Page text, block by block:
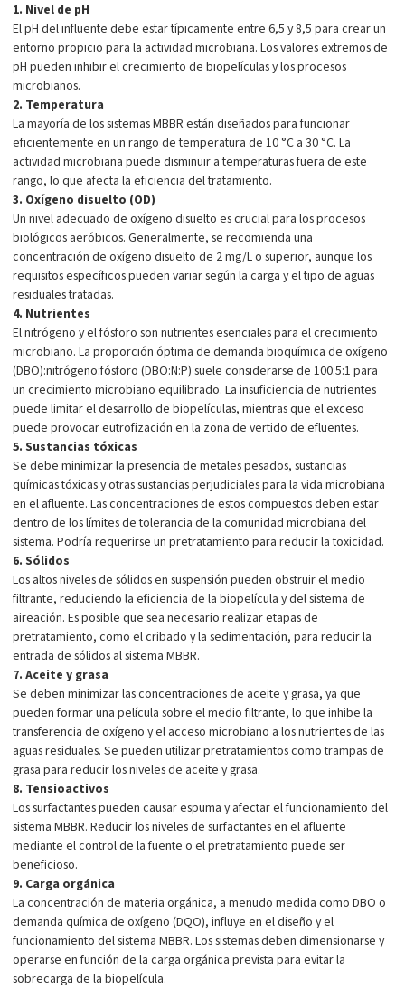
1. Nivel de pH
El pH del influente debe estar típicamente entre 6,5 y 8,5 para crear un
entorno propicio para la actividad microbiana. Los valores extremos de
pH pueden inhibir el crecimiento de biopelículas y los procesos
microbianos.
2. Temperatura
La mayoría de los sistemas MBBR están diseñados para funcionar
eficientemente en un rango de temperatura de 10 °C a 30 °C. La
actividad microbiana puede disminuir a temperaturas fuera de este
rango, lo que afecta la eficiencia del tratamiento.
3. Oxígeno disuelto (OD)
Un nivel adecuado de oxígeno disuelto es crucial para los procesos
biológicos aeróbicos. Generalmente, se recomienda una
concentración de oxígeno disuelto de 2 mg/L o superior, aunque los
requisitos específicos pueden variar según la carga y el tipo de aguas
residuales tratadas.
4. Nutrientes
El nitrógeno y el fósforo son nutrientes esenciales para el crecimiento
microbiano. La proporción óptima de demanda bioquímica de oxígeno
(DBO):nitrógeno:fósforo (DBO:N:P) suele considerarse de 100:5:1 para
un crecimiento microbiano equilibrado. La insuficiencia de nutrientes
puede limitar el desarrollo de biopelículas, mientras que el exceso
puede provocar eutrofización en la zona de vertido de efluentes.
5. Sustancias tóxicas
Se debe minimizar la presencia de metales pesados, sustancias
químicas tóxicas y otras sustancias perjudiciales para la vida microbiana
en el afluente. Las concentraciones de estos compuestos deben estar
dentro de los límites de tolerancia de la comunidad microbiana del
sistema. Podría requerirse un pretratamiento para reducir la toxicidad.
6. Sólidos
Los altos niveles de sólidos en suspensión pueden obstruir el medio
filtrante, reduciendo la eficiencia de la biopelícula y del sistema de
aireación. Es posible que sea necesario realizar etapas de
pretratamiento, como el cribado y la sedimentación, para reducir la
entrada de sólidos al sistema MBBR.
7. Aceite y grasa
Se deben minimizar las concentraciones de aceite y grasa, ya que
pueden formar una película sobre el medio filtrante, lo que inhibe la
transferencia de oxígeno y el acceso microbiano a los nutrientes de las
aguas residuales. Se pueden utilizar pretratamientos como trampas de
grasa para reducir los niveles de aceite y grasa.
8. Tensioactivos
Los surfactantes pueden causar espuma y afectar el funcionamiento del
sistema MBBR. Reducir los niveles de surfactantes en el afluente
mediante el control de la fuente o el pretratamiento puede ser
beneficioso.
9. Carga orgánica
La concentración de materia orgánica, a menudo medida como DBO o
demanda química de oxígeno (DQO), influye en el diseño y el
funcionamiento del sistema MBBR. Los sistemas deben dimensionarse y
operarse en función de la carga orgánica prevista para evitar la
sobrecarga de la biopelícula.